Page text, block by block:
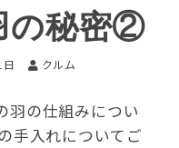
の秘密②
クルム
羽の仕組みについ
手入れについてご